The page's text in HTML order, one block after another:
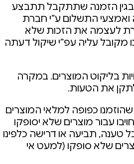
הזמנה שתתקבל תתבצע
התשלום ע”י חברת
לעצמה את הזכות שלא
מקובל עליה עפ”י שיקול דעתה
בליקוט המוצרים. במקרה
לתקן את הטעות.
כפופה למלאי המוצרים
עבור מוצרים שלא יסופקו
טענה, תביעה או דרישה כלפינו
שלא סופקו (למעט אי